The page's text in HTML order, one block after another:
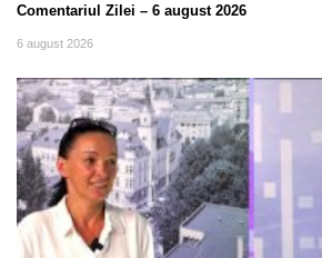
Comentariul Zilei – 6 august 2026
6 august 2026